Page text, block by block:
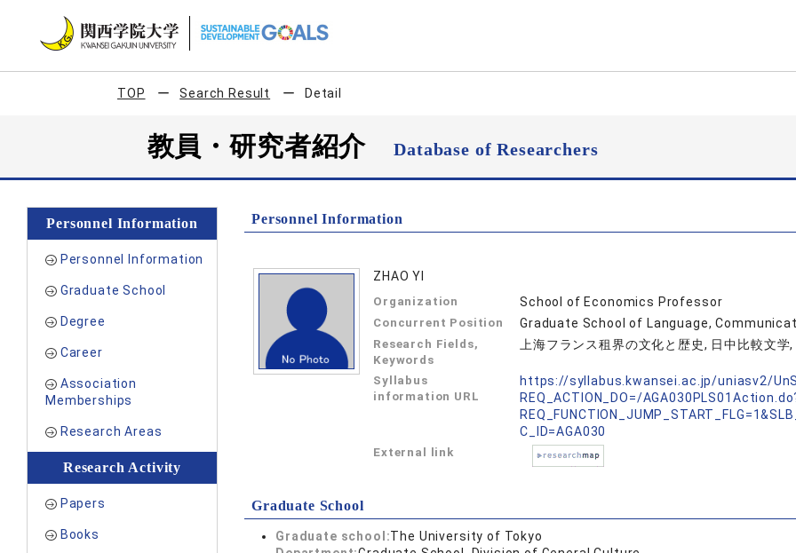
TOP Search Result Detail
教員・研究者紹介Database of Researchers
Personnel Information
Personnel Information
Graduate School
Degree
Career
Association
Memberships
Research Areas
Research Activity
Papers
Books
Personnel Information
ZHAO YI
Organization School of Economics Professor
Concurrent Position Graduate School of Language,
Research Fields,
Keywords
上海フランス租界の文化と歴史, 日中比較文
Syllabus
information URL
https://syllabus.kwansei.ac.jp/uniasv2/
REQ_ACTION_DO=/
C_ID=AGA030
External link
Graduate School
Graduate school:The University of Tokyo